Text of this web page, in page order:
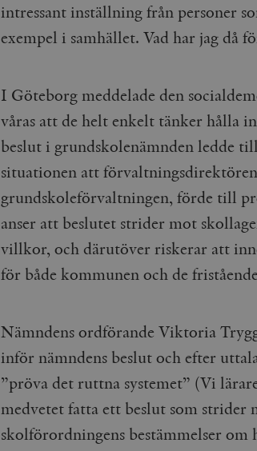
intressant inställning från personer
exempel i samhället. Vad har jag då
I Göteborg meddelade den
våras att de helt enkelt tänker hålla
beslut i grundskolenämnden ledde
situationen att
grundskoleförvaltningen, förde till
anser att beslutet strider mot
villkor, och därutöver riskerar att
för både kommunen och de
Nämndens ordförande Viktoria
inför nämndens beslut och efter
”pröva det ruttna systemet” (Vi
medvetet fatta ett beslut som strider
skolförordningens bestämmelser